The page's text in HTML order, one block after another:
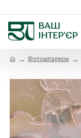
Фотошпалери